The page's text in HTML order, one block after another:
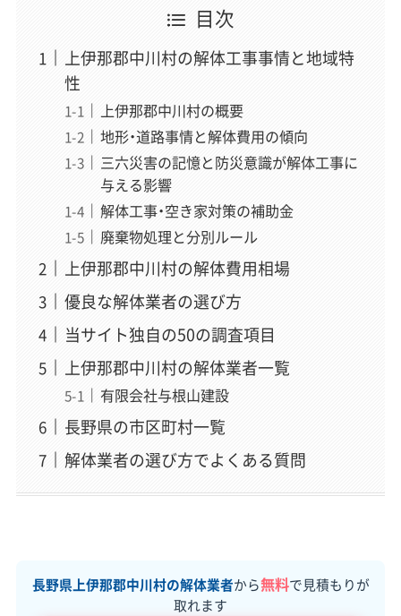
目次
上伊那郡中川村の解体工事事情と地域特
性
上伊那郡中川村の概要
地形・道路事情と解体費用の傾向
三六災害の記憶と防災意識が解体工事に
与える影響
解体工事・空き家対策の補助金
廃棄物処理と分別ルール
上伊那郡中川村の解体費用相場
優良な解体業者の選び方
当サイト独自の50の調査項目
上伊那郡中川村の解体業者一覧
有限会社与根山建設
長野県の市区町村一覧
解体業者の選び方でよくある質問
長野県上伊那郡中川村の解体業者から無料で見積もりが
取れます